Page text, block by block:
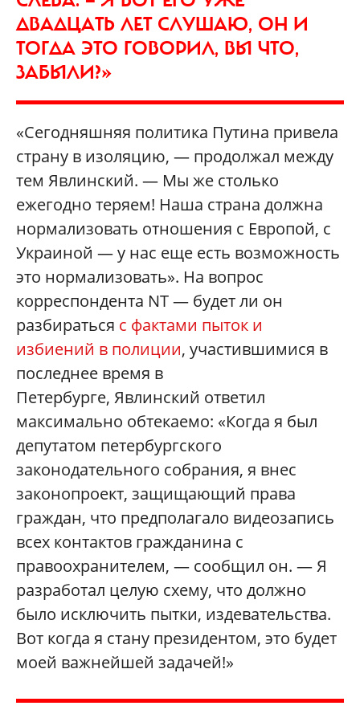
ДВАДЦАТЬ ЛЕТ СЛУШАЮ, ОН И
ТОГДА ЭТО ГОВОРИЛ, ВЫ ЧТО,
ЗАБЫЛИ?»
«Сегодняшняя политика Путина привела
страну в изоляцию, — продолжал между
тем Явлинский. — Мы же столько
ежегодно теряем! Наша страна должна
нормализовать отношения с Европой, с
Украиной — у нас еще есть возможность
это нормализовать». На вопрос
корреспондента NT — будет ли он
разбираться с фактами пыток и
избиений в полиции, участившимися в
последнее время в
Петербурге, Явлинский ответил
максимально обтекаемо: «Когда я был
депутатом петербургского
законодательного собрания, я внес
законопроект, защищающий права
граждан, что предполагало видеозапись
всех контактов гражданина с
правоохранителем, — сообщил он. — Я
разработал целую схему, что должно
было исключить пытки, издевательства.
Вот когда я стану президентом, это будет
моей важнейшей задачей!»